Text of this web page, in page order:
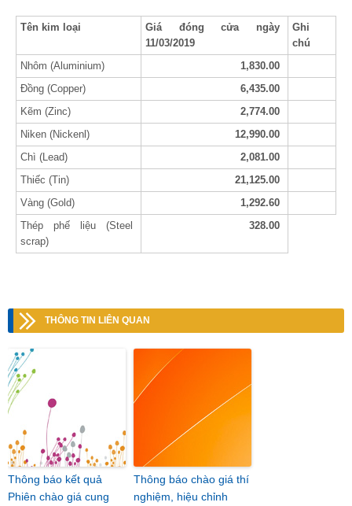
Tên kim loại
Giá đóng cửa ngày
11/03/2019
Ghi
chú
Nhôm (Aluminium)
1,830.00
Đồng (Copper)
6,435.00
Kẽm (Zinc)
2,774.00
Niken (Nickenl)
12,990.00
Chì (Lead)
2,081.00
Thiếc (Tin)
21,125.00
Vàng (Gold)
1,292.60
Thép phế liệu (Steel
scrap)
328.00
THÔNG TIN LIÊN QUAN
Thông báo kết quả
Phiên chào giá cung
Thông báo chào giá thí
nghiệm, hiệu chỉnh